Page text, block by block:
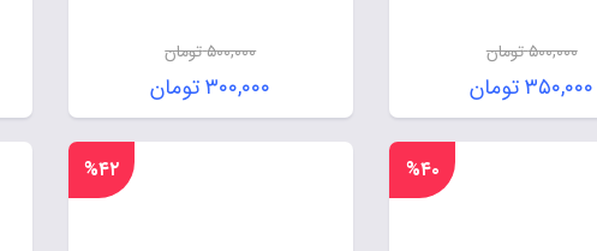
۵۰۰,۰۰۰تومان
۳۵۰,۰۰۰تومان
۵۰۰,۰۰۰تومان
۳۰۰,۰۰۰تومان
%۴۰ %۴۲